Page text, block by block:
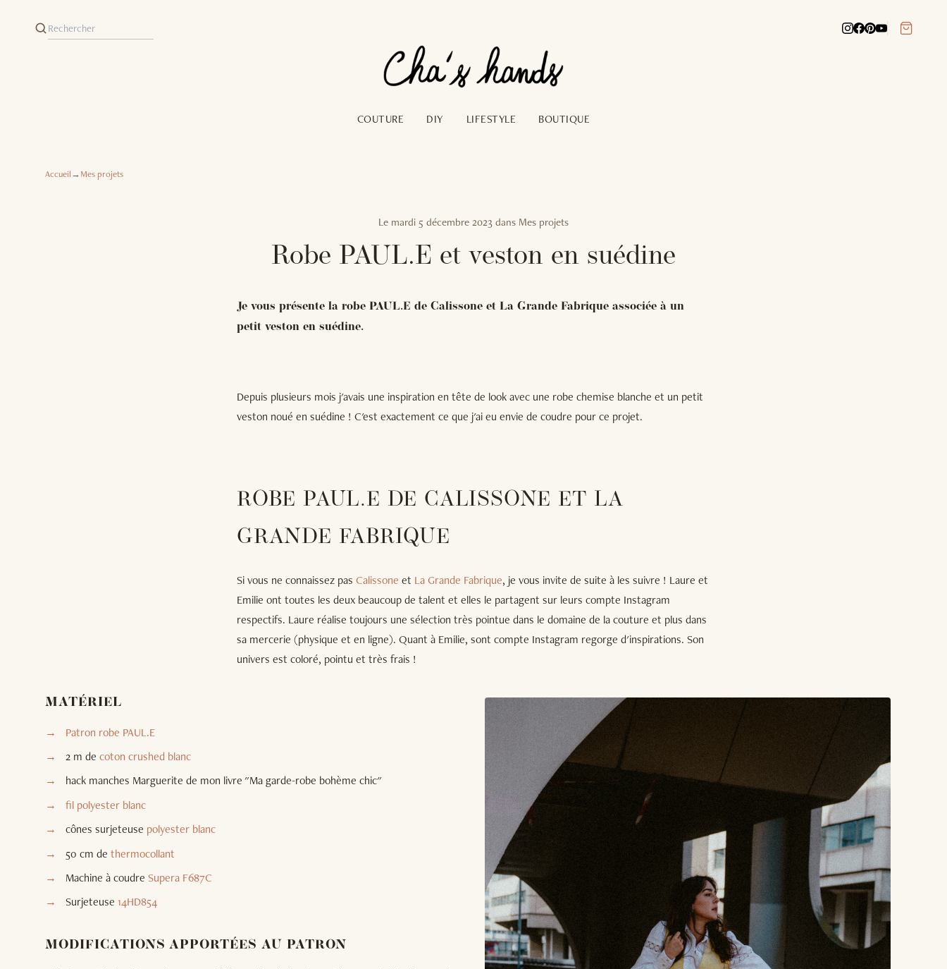
COUTURE DIY LIFESTYLE BOUTIQUE
Accueil→Mes projets
Le mardi 5 décembre 2023 dans Mes projets
Robe PAUL.E et veston en suédine
Je vous présente la robe PAUL.E de Calissone et La Grande Fabrique associée à un
petit veston en suédine.
Depuis plusieurs mois j'avais une inspiration en tête de look avec une robe chemise blanche et un petit
veston noué en suédine ! C'est exactement ce que j'ai eu envie de coudre pour ce projet.
ROBE PAUL.E DE CALISSONE ET LA
GRANDE FABRIQUE
Si vous ne connaissez pas Calissone et La Grande Fabrique, je vous invite de suite à les suivre ! Laure et
Emilie ont toutes les deux beaucoup de talent et elles le partagent sur leurs compte Instagram
respectifs. Laure réalise toujours une sélection très pointue dans le domaine de la couture et plus dans
sa mercerie (physique et en ligne). Quant à Emilie, sont compte Instagram regorge d'inspirations. Son
univers est coloré, pointu et très frais !
MATÉRIEL
Patron robe PAUL.E
2 m de coton crushed blanc
hack manches Marguerite de mon livre "Ma garde-robe bohème chic"
fil polyester blanc
cônes surjeteuse polyester blanc
50 cm de thermocollant
Machine à coudre Supera F687C
Surjeteuse 14HD854
MODIFICATIONS APPORTÉES AU PATRON